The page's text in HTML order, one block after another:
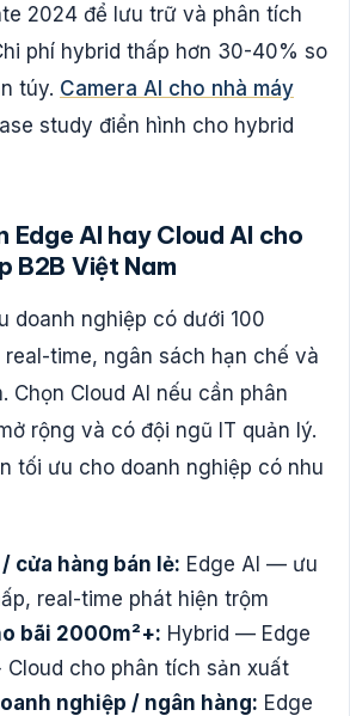
2024 để lưu trữ và phân tích
phí hybrid thấp hơn 30-40% so
túy. Camera AI cho nhà máy
study điển hình cho hybrid
Edge AI hay Cloud AI cho
B2B Việt Nam
doanh nghiệp có dưới 100
time, ngân sách hạn chế và
Chọn Cloud AI nếu cần phân
rộng và có đội ngũ IT quản lý.
tối ưu cho doanh nghiệp có nhu
cửa hàng bán lẻ: Edge AI — ưu
real-time phát hiện trộm
bãi 2000m²+: Hybrid — Edge
Cloud cho phân tích sản xuất
nghiệp / ngân hàng: Edge